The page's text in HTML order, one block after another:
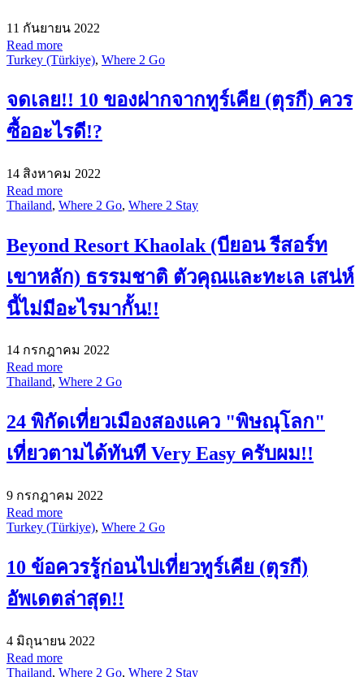
11 กันยายน 2022
Read more
Turkey (Türkiye), Where 2 Go
จดเลย!! 10 ของฝากจากทูร์เคีย (ตุรกี) ควร
ซื้ออะไรดี!?
14 สิงหาคม 2022
Read more
Thailand, Where 2 Go, Where 2 Stay
Beyond Resort Khaolak (บียอน รีสอร์ท
เขาหลัก) ธรรมชาติ ตัวคุณและทะเล เสน่ห์
นี้ไม่มีอะไรมากั้น!!
14 กรกฎาคม 2022
Read more
Thailand, Where 2 Go
24 พิกัดเที่ยวเมืองสองแคว "พิษณุโลก"
เที่ยวตามได้ทันที Very Easy ครับผม!!
9 กรกฎาคม 2022
Read more
Turkey (Türkiye), Where 2 Go
10 ข้อควรรู้ก่อนไปเที่ยวทูร์เคีย (ตุรกี)
อัพเดตล่าสุด!!
4 มิถุนายน 2022
Read more
Thailand, Where 2 Go, Where 2 Stay